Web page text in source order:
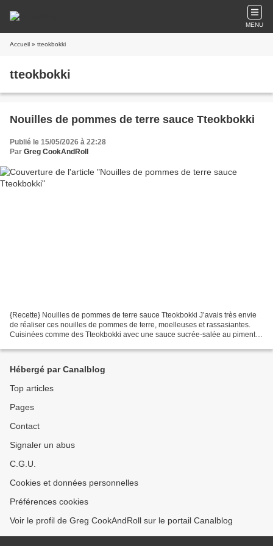
MENU
Accueil » tteokbokki
tteokbokki
Nouilles de pommes de terre sauce Tteokbokki
Publié le 15/05/2026 à 22:28
Par Greg CookAndRoll
{Recette} Nouilles de pommes de terre sauce Tteokbokki J’avais très envie
de réaliser ces nouilles de pommes de terre, moelleuses et rassasiantes.
Cuisinées comme des Tteokbokki avec une sauce sucrée-salée au piment
Hébergé par Canalblog
Top articles
Pages
Contact
Signaler un abus
C.G.U.
Cookies et données personnelles
Préférences cookies
Voir le profil de Greg CookAndRoll sur le portail Canalblog